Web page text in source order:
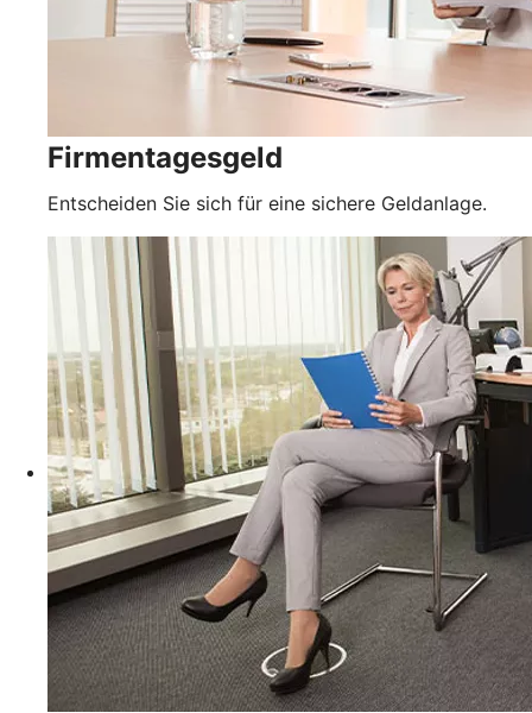
Firmentagesgeld
Entscheiden Sie sich für eine sichere Geldanlage.